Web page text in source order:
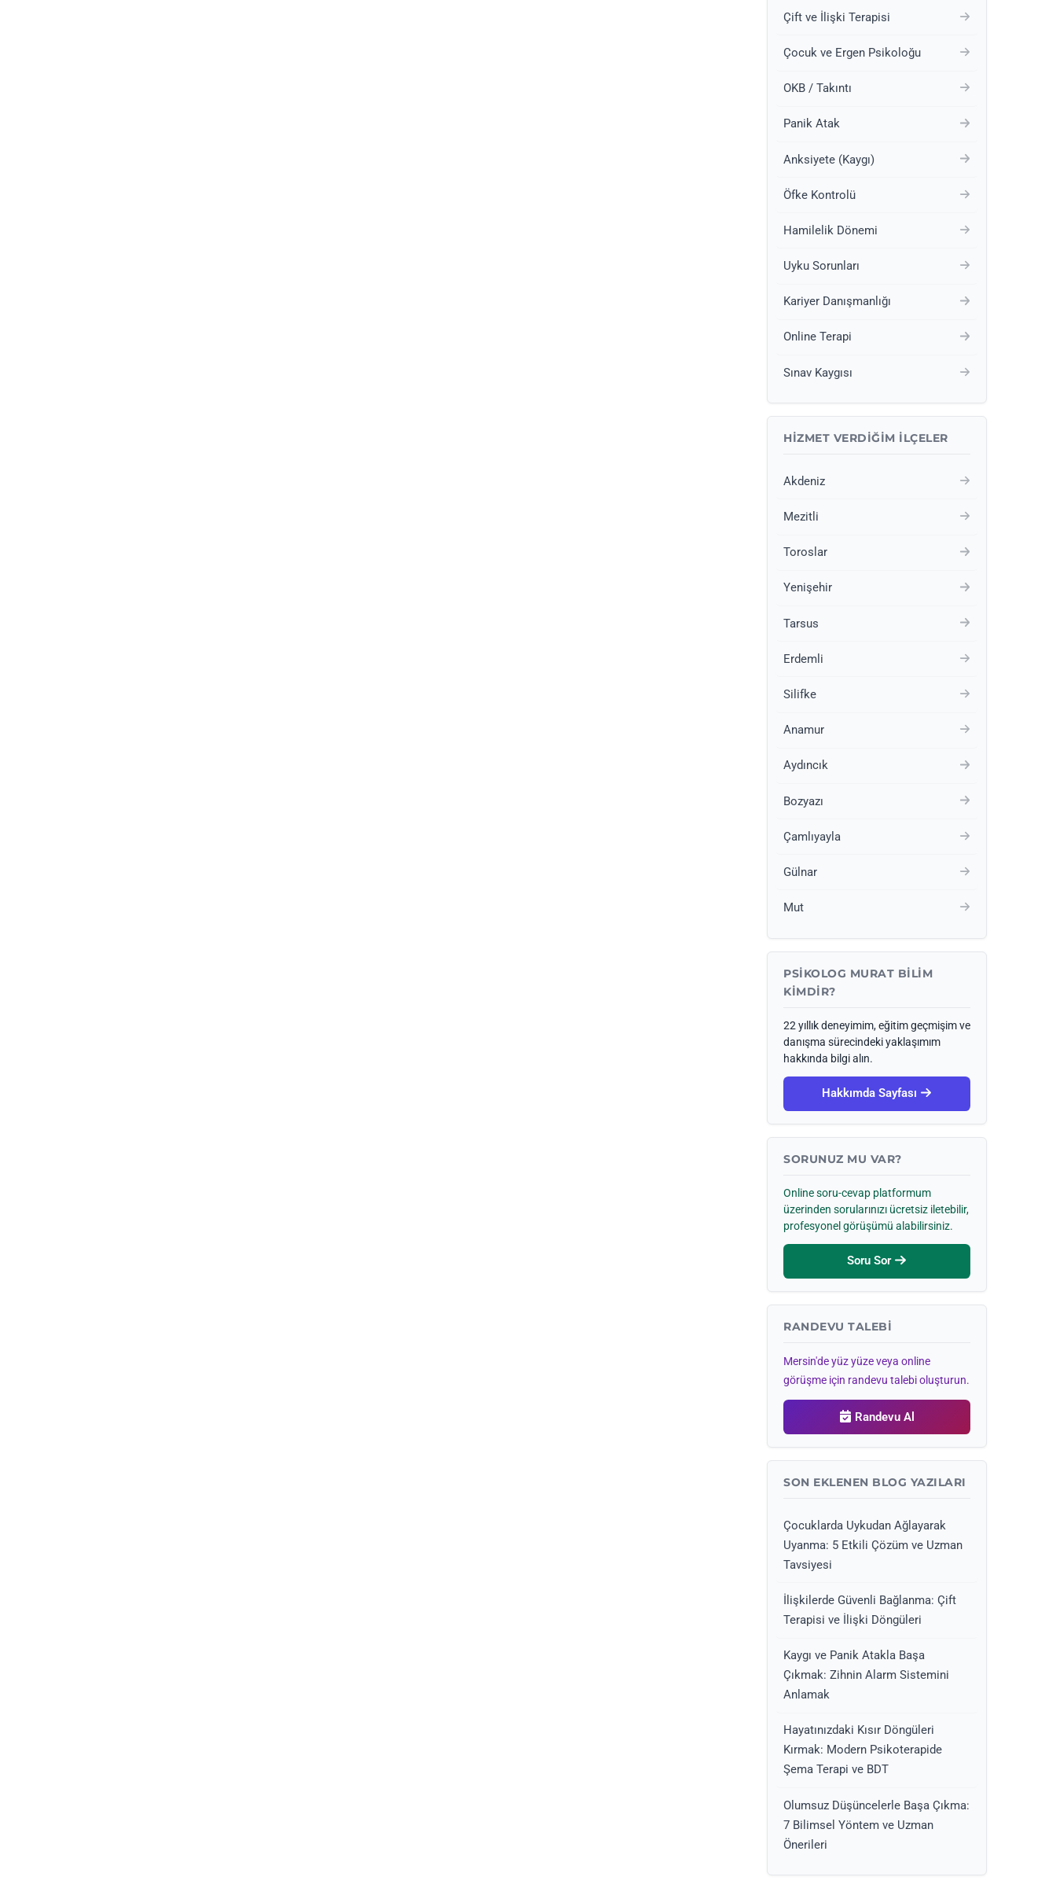
Çift ve İlişki Terapisi
Çocuk ve Ergen Psikoloğu
OKB / Takıntı
Panik Atak
Anksiyete (Kaygı)
Öfke Kontrolü
Hamilelik Dönemi
Uyku Sorunları
Kariyer Danışmanlığı
Online Terapi
Sınav Kaygısı
HIZMET VERDIĞIM İLÇELER
Akdeniz
Mezitli
Toroslar
Yenişehir
Tarsus
Erdemli
Silifke
Anamur
Aydıncık
Bozyazı
Çamlıyayla
Gülnar
Mut
PSIKOLOG MURAT BILIM
KIMDIR?
22 yıllık deneyimim, eğitim geçmişim ve
danışma sürecindeki yaklaşımım
hakkında bilgi alın.
Hakkımda Sayfası
SORUNUZ MU VAR?
Online soru-cevap platformum
üzerinden sorularınızı ücretsiz iletebilir,
profesyonel görüşümü alabilirsiniz.
Soru Sor
RANDEVU TALEBI
Mersin'de yüz yüze veya online
görüşme için randevu talebi oluşturun.
Randevu Al
SON EKLENEN BLOG YAZILARI
Çocuklarda Uykudan Ağlayarak
Uyanma: 5 Etkili Çözüm ve Uzman
Tavsiyesi
İlişkilerde Güvenli Bağlanma: Çift
Terapisi ve İlişki Döngüleri
Kaygı ve Panik Atakla Başa
Çıkmak: Zihnin Alarm Sistemini
Anlamak
Hayatınızdaki Kısır Döngüleri
Kırmak: Modern Psikoterapide
Şema Terapi ve BDT
Olumsuz Düşüncelerle Başa Çıkma:
7 Bilimsel Yöntem ve Uzman
Önerileri